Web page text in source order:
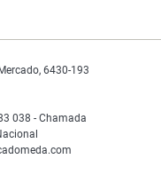
6430-193
038 - Chamada